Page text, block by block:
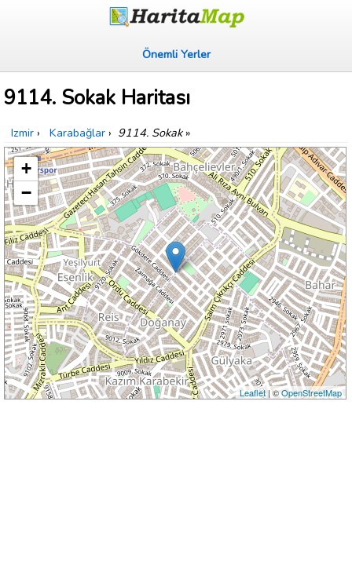
Önemli Yerler
9114. Sokak Haritası
Izmir › Karabağlar › 9114. Sokak»
+
−
Leaflet| ©OpenStreetMap